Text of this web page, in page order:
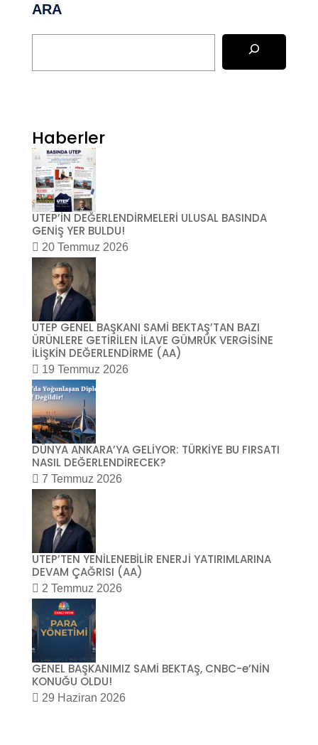
ARA
Haberler
UTEP’İN DEĞERLENDİRMELERİ ULUSAL BASINDA
GENİŞ YER BULDU!
20 Temmuz 2026
UTEP GENEL BAŞKANI SAMİ BEKTAŞ’TAN BAZI
ÜRÜNLERE GETİRİLEN İLAVE GÜMRÜK VERGİSİNE
İLİŞKİN DEĞERLENDİRME (AA)
19 Temmuz 2026
DÜNYA ANKARA’YA GELİYOR: TÜRKİYE BU FIRSATI
NASIL DEĞERLENDİRECEK?
7 Temmuz 2026
UTEP’TEN YENİLENEBİLİR ENERJİ YATIRIMLARINA
DEVAM ÇAĞRISI (AA)
2 Temmuz 2026
GENEL BAŞKANIMIZ SAMİ BEKTAŞ, CNBC-e’NİN
KONUĞU OLDU!
29 Haziran 2026